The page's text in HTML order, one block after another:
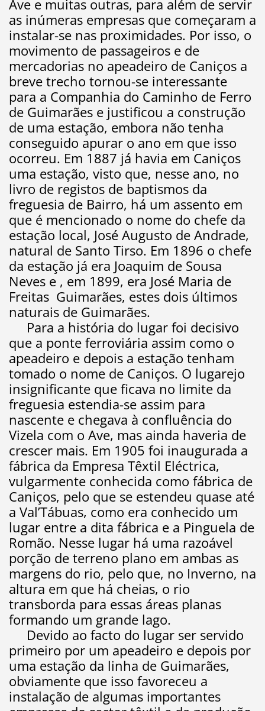
Ave e muitas outras, para além de servir
as inúmeras empresas que começaram a
instalar-se nas proximidades. Por isso, o
movimento de passageiros e de
mercadorias no apeadeiro de Caniços a
breve trecho tornou-se interessante
para a Companhia do Caminho de Ferro
de Guimarães e justificou a construção
de uma estação, embora não tenha
conseguido apurar o ano em que isso
ocorreu. Em 1887 já havia em Caniços
uma estação, visto que, nesse ano, no
livro de registos de baptismos da
freguesia de Bairro, há um assento em
que é mencionado o nome do chefe da
estação local, José Augusto de Andrade,
natural de Santo Tirso. Em 1896 o chefe
da estação já era Joaquim de Sousa
Neves e , em 1899, era José Maria de
Freitas Guimarães, estes dois últimos
naturais de Guimarães.
Para a história do lugar foi decisivo
que a ponte ferroviária assim como o
apeadeiro e depois a estação tenham
tomado o nome de Caniços. O lugarejo
insignificante que ficava no limite da
freguesia estendia-se assim para
nascente e chegava à confluência do
Vizela com o Ave, mas ainda haveria de
crescer mais. Em 1905 foi inaugurada a
fábrica da Empresa Têxtil Eléctrica,
vulgarmente conhecida como fábrica de
Caniços, pelo que se estendeu quase até
a Val’Tábuas, como era conhecido um
lugar entre a dita fábrica e a Pinguela de
Romão. Nesse lugar há uma razoável
porção de terreno plano em ambas as
margens do rio, pelo que, no Inverno, na
altura em que há cheias, o rio
transborda para essas áreas planas
formando um grande lago.
Devido ao facto do lugar ser servido
primeiro por um apeadeiro e depois por
uma estação da linha de Guimarães,
obviamente que isso favoreceu a
instalação de algumas importantes